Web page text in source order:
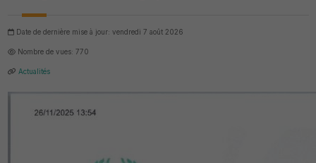
Date de dernière mise à jour: vendredi 7 août 2026
Nombre de vues: 770
Actualités